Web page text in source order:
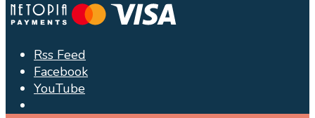
Rss Feed
Facebook
YouTube